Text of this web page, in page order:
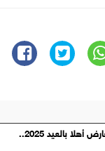
أسعار الكحك والبسكويت في معارض أهلا بالعيد 2025..